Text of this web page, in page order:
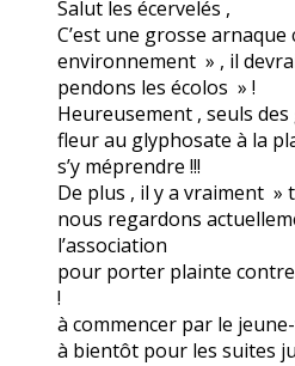
Salut les écervelés ,
C’est une grosse
environnement » , il
pendons les écolos » !
Heureusement , seuls
fleur au glyphosate à la
s’y méprendre !!!
De plus , il y a vraiment
nous regardons
l’association
pour porter plainte
!
à commencer par le
à bientôt pour les suites